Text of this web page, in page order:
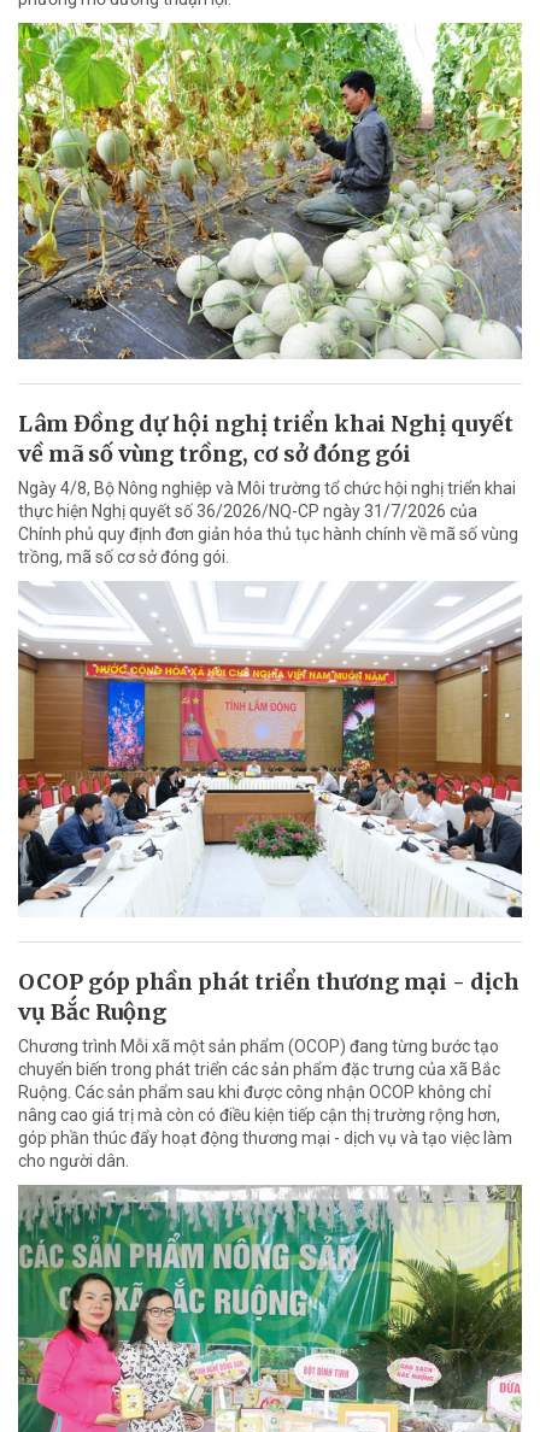
Lâm Đồng dự hội nghị triển khai Nghị quyết
về mã số vùng trồng, cơ sở đóng gói
Ngày 4/8, Bộ Nông nghiệp và Môi trường tổ chức hội nghị triển khai
thực hiện Nghị quyết số 36/2026/NQ-CP ngày 31/7/2026 của
Chính phủ quy định đơn giản hóa thủ tục hành chính về mã số vùng
trồng, mã số cơ sở đóng gói.
OCOP góp phần phát triển thương mại - dịch
vụ Bắc Ruộng
Chương trình Mỗi xã một sản phẩm (OCOP) đang từng bước tạo
chuyển biến trong phát triển các sản phẩm đặc trưng của xã Bắc
Ruộng. Các sản phẩm sau khi được công nhận OCOP không chỉ
nâng cao giá trị mà còn có điều kiện tiếp cận thị trường rộng hơn,
góp phần thúc đẩy hoạt động thương mại - dịch vụ và tạo việc làm
cho người dân.